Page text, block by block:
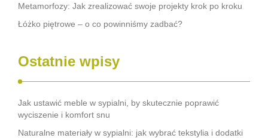
Metamorfozy: Jak zrealizować swoje projekty krok po kroku
Łóżko piętrowe – o co powinniśmy zadbać?
Ostatnie wpisy
Jak ustawić meble w sypialni, by skutecznie poprawić
wyciszenie i komfort snu
Naturalne materiały w sypialni: jak wybrać tekstylia i dodatki